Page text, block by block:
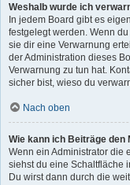
Weshalb wurde ich
In jedem Board gibt es
festgelegt werden. Wenn
sie dir eine Verwarnung
der Administration dieses
Verwarnung zu tun hat.
sicher bist, wieso du
Nach oben
Wie kann ich Beiträge den
Wenn ein Administrator die
siehst du eine Schaltfläche
Du wirst dann durch die